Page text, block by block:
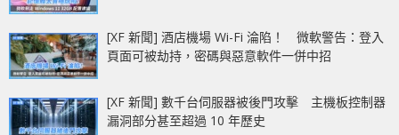
[XF 新聞] 酒店機場 Wi-Fi 淪陷！ 微軟警告：登入
頁面可被劫持，密碼與惡意軟件一併中招
[XF 新聞] 數千台伺服器被後門攻擊 主機板控制器
漏洞部分甚至超過 10 年歷史